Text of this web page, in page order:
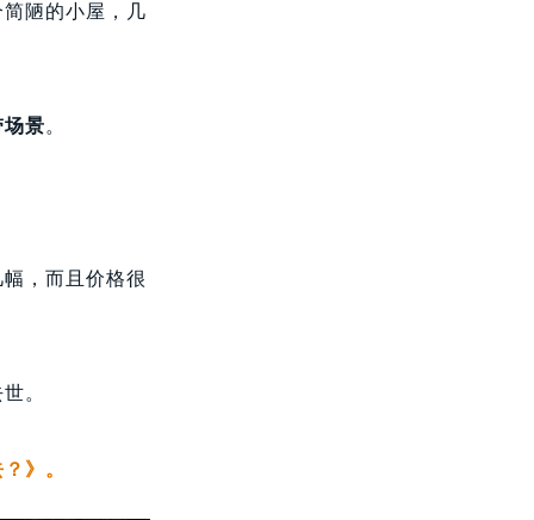
陋的小屋，几
景。
，而且价格很
。
》。